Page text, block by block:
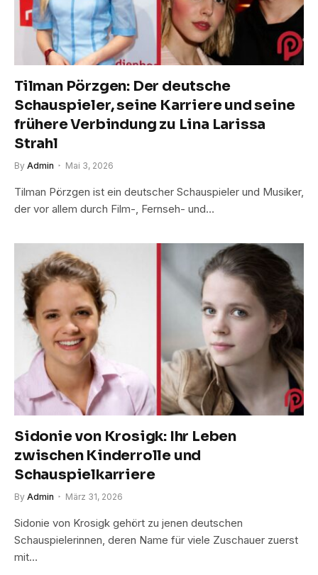
Tilman Pörzgen: Der deutsche
Schauspieler, seine Karriere und seine
frühere Verbindung zu Lina Larissa
Strahl
By Admin Mai 3, 2026
Tilman Pörzgen ist ein deutscher Schauspieler und Musiker,
der vor allem durch Film-, Fernseh- und…
Sidonie von Krosigk: Ihr Leben
zwischen Kinderrolle und
Schauspielkarriere
By Admin März 31, 2026
Sidonie von Krosigk gehört zu jenen deutschen
Schauspielerinnen, deren Name für viele Zuschauer zuerst
mit…